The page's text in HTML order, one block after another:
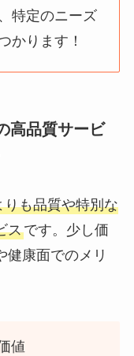
特定のニーズ
かります！
高品質サービ
りも品質や特別な
スです。少し価
健康面でのメリ
値